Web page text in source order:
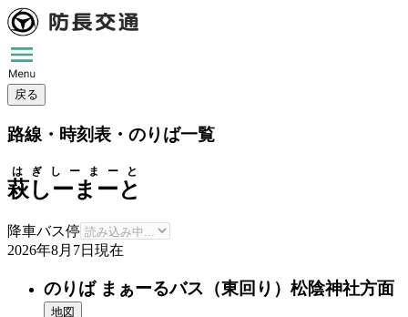
戻る
路線・時刻表・のりば一覧
萩しーまーと
はぎしーまーと
降車バス停
2026年8月7日 現在
のりば まぁーるバス（東回り）松陰神社方面
地図